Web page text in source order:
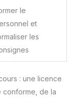
le
et
les
: une licence
conforme, de la